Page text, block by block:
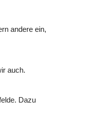
andere ein,
auch.
Dazu